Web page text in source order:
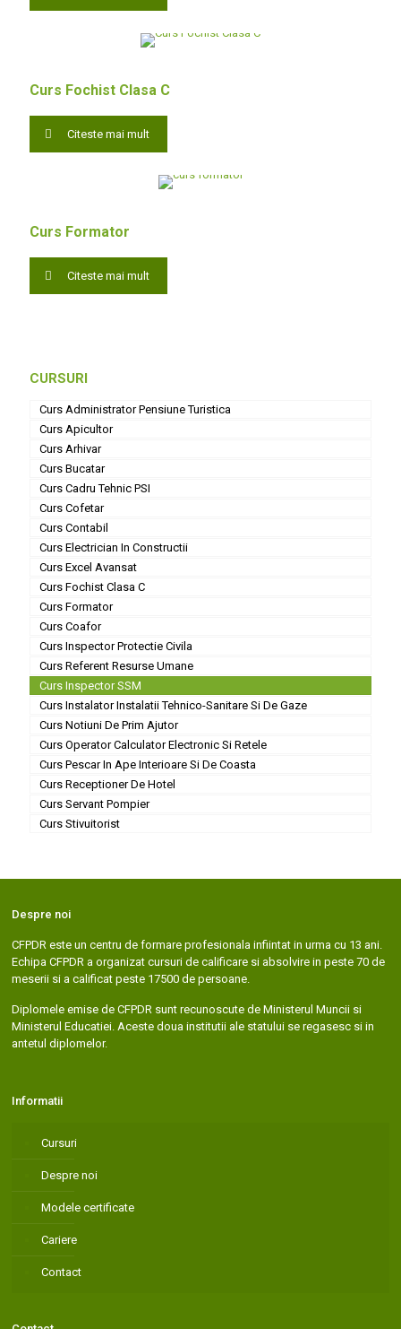
Curs Fochist Clasa C
Citeste mai mult
Curs Formator
Citeste mai mult
CURSURI
Curs Administrator Pensiune Turistica
Curs Apicultor
Curs Arhivar
Curs Bucatar
Curs Cadru Tehnic PSI
Curs Cofetar
Curs Contabil
Curs Electrician In Constructii
Curs Excel Avansat
Curs Fochist Clasa C
Curs Formator
Curs Coafor
Curs Inspector Protectie Civila
Curs Referent Resurse Umane
Curs Inspector SSM
Curs Instalator Instalatii Tehnico-Sanitare Si De Gaze
Curs Notiuni De Prim Ajutor
Curs Operator Calculator Electronic Si Retele
Curs Pescar In Ape Interioare Si De Coasta
Curs Receptioner De Hotel
Curs Servant Pompier
Curs Stivuitorist
Despre noi
CFPDR este un centru de formare profesionala infiintat in urma cu 13 ani.
Echipa CFPDR a organizat cursuri de calificare si absolvire in peste 70 de
meserii si a calificat peste 17500 de persoane.
Diplomele emise de CFPDR sunt recunoscute de Ministerul Muncii si
Ministerul Educatiei. Aceste doua institutii ale statului se regasesc si in
antetul diplomelor.
Informatii
Cursuri
Despre noi
Modele certificate
Cariere
Contact